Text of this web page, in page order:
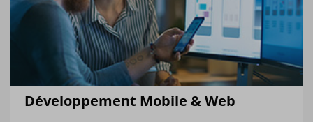
Développement Mobile & Web